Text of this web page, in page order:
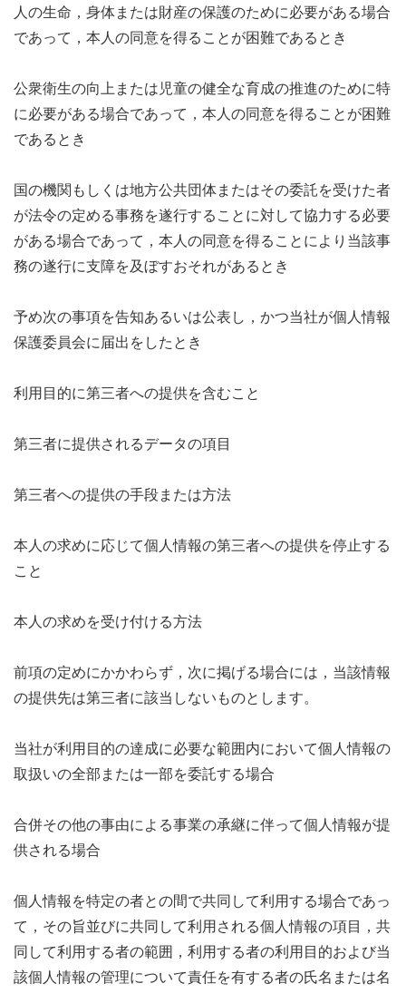
人の生命，身体または財産の保護のために必要がある場合
であって，本人の同意を得ることが困難であるとき
公衆衛生の向上または児童の健全な育成の推進のために特
に必要がある場合であって，本人の同意を得ることが困難
であるとき
国の機関もしくは地方公共団体またはその委託を受けた者
が法令の定める事務を遂行することに対して協力する必要
がある場合であって，本人の同意を得ることにより当該事
務の遂行に支障を及ぼすおそれがあるとき
予め次の事項を告知あるいは公表し，かつ当社が個人情報
保護委員会に届出をしたとき
利用目的に第三者への提供を含むこと
第三者に提供されるデータの項目
第三者への提供の手段または方法
本人の求めに応じて個人情報の第三者への提供を停止する
こと
本人の求めを受け付ける方法
前項の定めにかかわらず，次に掲げる場合には，当該情報
の提供先は第三者に該当しないものとします。
当社が利用目的の達成に必要な範囲内において個人情報の
取扱いの全部または一部を委託する場合
合併その他の事由による事業の承継に伴って個人情報が提
供される場合
個人情報を特定の者との間で共同して利用する場合であっ
て，その旨並びに共同して利用される個人情報の項目，共
同して利用する者の範囲，利用する者の利用目的および当
該個人情報の管理について責任を有する者の氏名または名